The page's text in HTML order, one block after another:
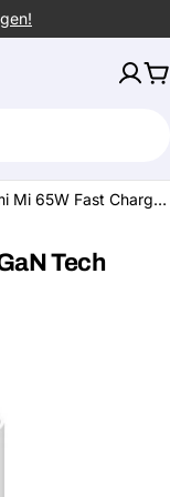
Xiaomi Mi 65W Fast Charger GaN Tech
Tech